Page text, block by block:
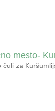
mesto-
čuli za